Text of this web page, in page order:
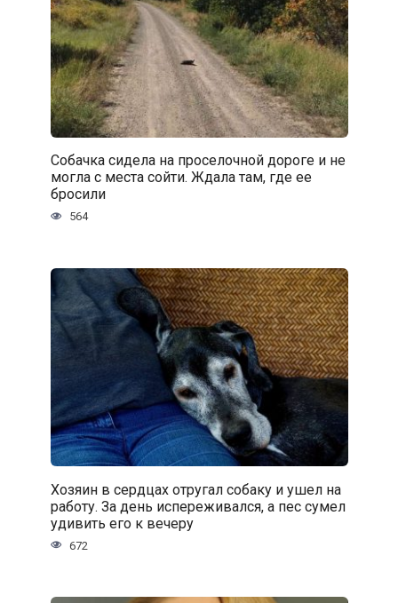
Собачка сидела на проселочной дороге и не
могла с места сойти. Ждала там, где ее
бросили
564
Хозяин в сердцах отругал собаку и ушел на
работу. За день испереживался, а пес сумел
удивить его к вечеру
672